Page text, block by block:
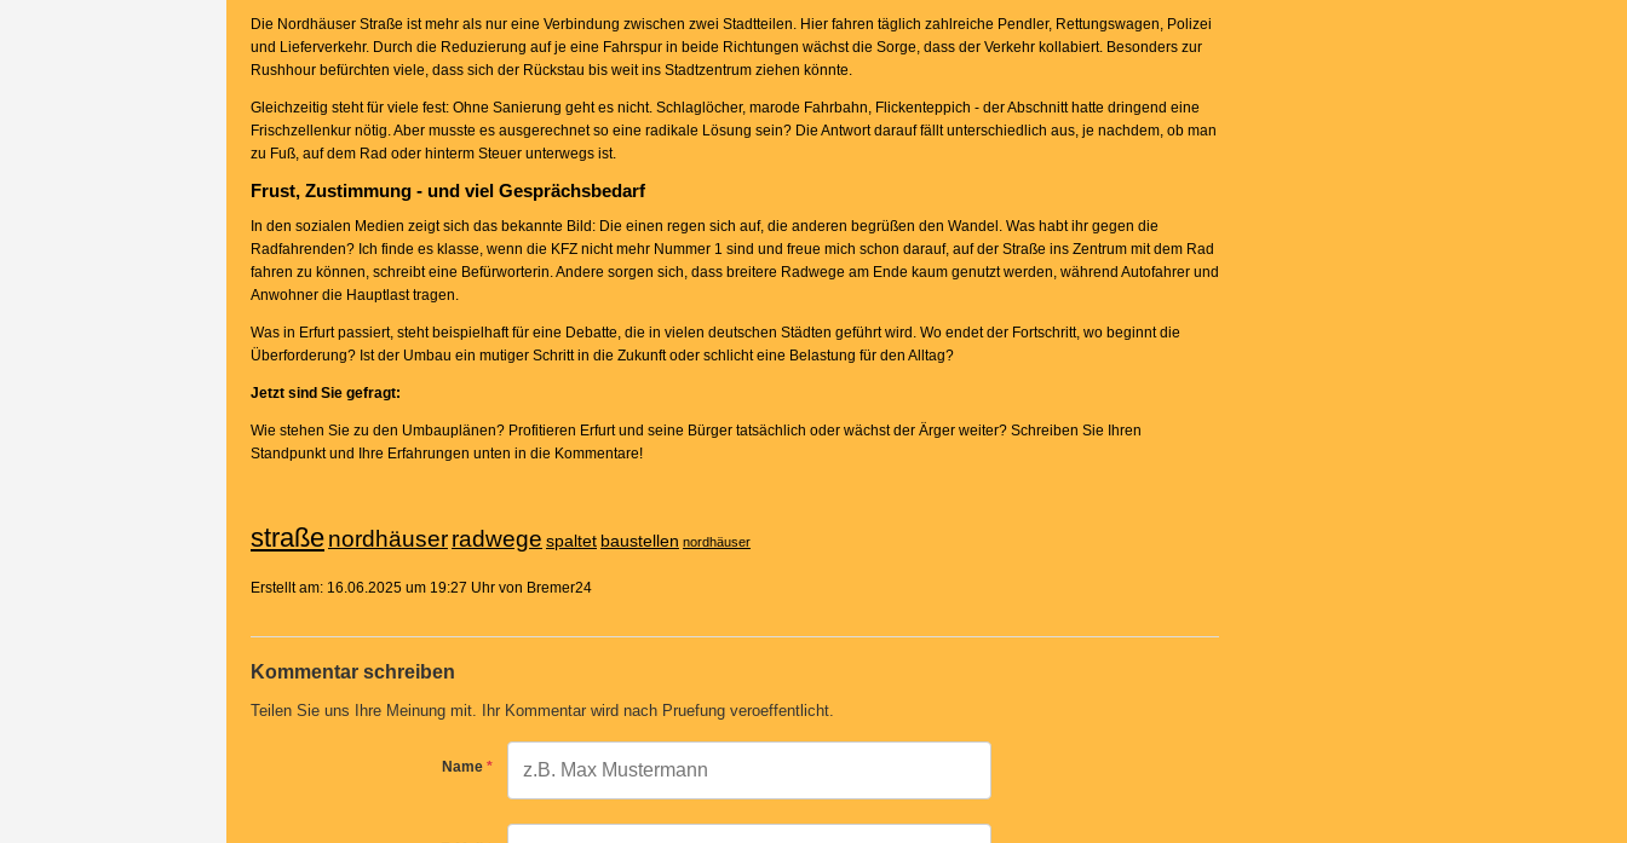
Die Nordhäuser Straße ist mehr als nur eine Verbindung zwischen zwei Stadtteilen. Hier fahren täglich zahlreiche Pendler, Rettungswagen, Polizei
und Lieferverkehr. Durch die Reduzierung auf je eine Fahrspur in beide Richtungen wächst die Sorge, dass der Verkehr kollabiert. Besonders zur
Rushhour befürchten viele, dass sich der Rückstau bis weit ins Stadtzentrum ziehen könnte.
Gleichzeitig steht für viele fest: Ohne Sanierung geht es nicht. Schlaglöcher, marode Fahrbahn, Flickenteppich - der Abschnitt hatte dringend eine
Frischzellenkur nötig. Aber musste es ausgerechnet so eine radikale Lösung sein? Die Antwort darauf fällt unterschiedlich aus, je nachdem, ob man
zu Fuß, auf dem Rad oder hinterm Steuer unterwegs ist.
Frust, Zustimmung - und viel Gesprächsbedarf
In den sozialen Medien zeigt sich das bekannte Bild: Die einen regen sich auf, die anderen begrüßen den Wandel. Was habt ihr gegen die
Radfahrenden? Ich finde es klasse, wenn die KFZ nicht mehr Nummer 1 sind und freue mich schon darauf, auf der Straße ins Zentrum mit dem Rad
fahren zu können, schreibt eine Befürworterin. Andere sorgen sich, dass breitere Radwege am Ende kaum genutzt werden, während Autofahrer und
Anwohner die Hauptlast tragen.
Was in Erfurt passiert, steht beispielhaft für eine Debatte, die in vielen deutschen Städten geführt wird. Wo endet der Fortschritt, wo beginnt die
Überforderung? Ist der Umbau ein mutiger Schritt in die Zukunft oder schlicht eine Belastung für den Alltag?
Jetzt sind Sie gefragt:
Wie stehen Sie zu den Umbauplänen? Profitieren Erfurt und seine Bürger tatsächlich oder wächst der Ärger weiter? Schreiben Sie Ihren
Standpunkt und Ihre Erfahrungen unten in die Kommentare!
straßenordhäuserradwege spaltet baustellen nordhäuser
Erstellt am: 16.06.2025 um 19:27 Uhr von Bremer24
Kommentar schreiben
Teilen Sie uns Ihre Meinung mit. Ihr Kommentar wird nach Pruefung veroeffentlicht.
Name *